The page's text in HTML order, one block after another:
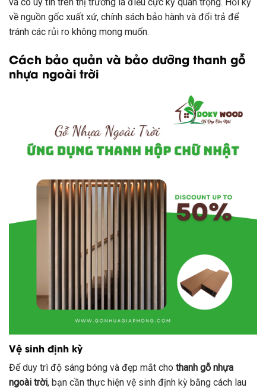
về nguồn gốc xuất xứ, chính sách bảo hành và đổi trả để
tránh các rủi ro không mong muốn.
Cách bảo quản và bảo dưỡng thanh gỗ
nhựa ngoài trời
Vệ sinh định kỳ
Để duy trì độ sáng bóng và đẹp mắt cho thanh gỗ nhựa
ngoài trời, bạn cần thực hiện vệ sinh định kỳ bằng cách lau